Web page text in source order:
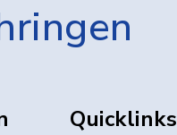
Quicklinks